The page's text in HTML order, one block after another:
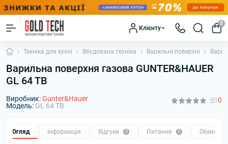
Клієнту
0
Техніка для кухні Вбудована техніка Варильні поверхні
Варильна поверхня газова GUNTER&HAUER
GL 64 TB
Виробник:Gunter&Hauer
Модель: GL 64 TB
0
Огляд Інформація Відгуки 0 Питання 0 Обмін та